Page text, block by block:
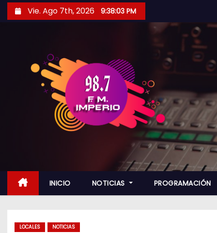
i
Vie. Ago 7th, 2026 9:38:05 PM
INICIO NOTICIAS PROGRAMACIÓN
LOCALES NOTICIAS